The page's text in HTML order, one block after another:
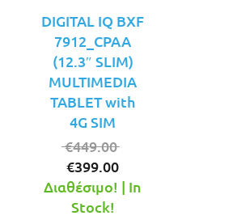
DIGITAL IQ BXF
7912_CPAA
(12.3″ SLIM)
MULTIMEDIA
TABLET with
4G SIM
€449.00
was:
€399.00
τρέχουσα
Διαθέσιμο! | In
Stock!